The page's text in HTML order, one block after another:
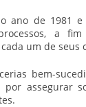
ano de 1981 e
a
um de seus
bem-
assegurar